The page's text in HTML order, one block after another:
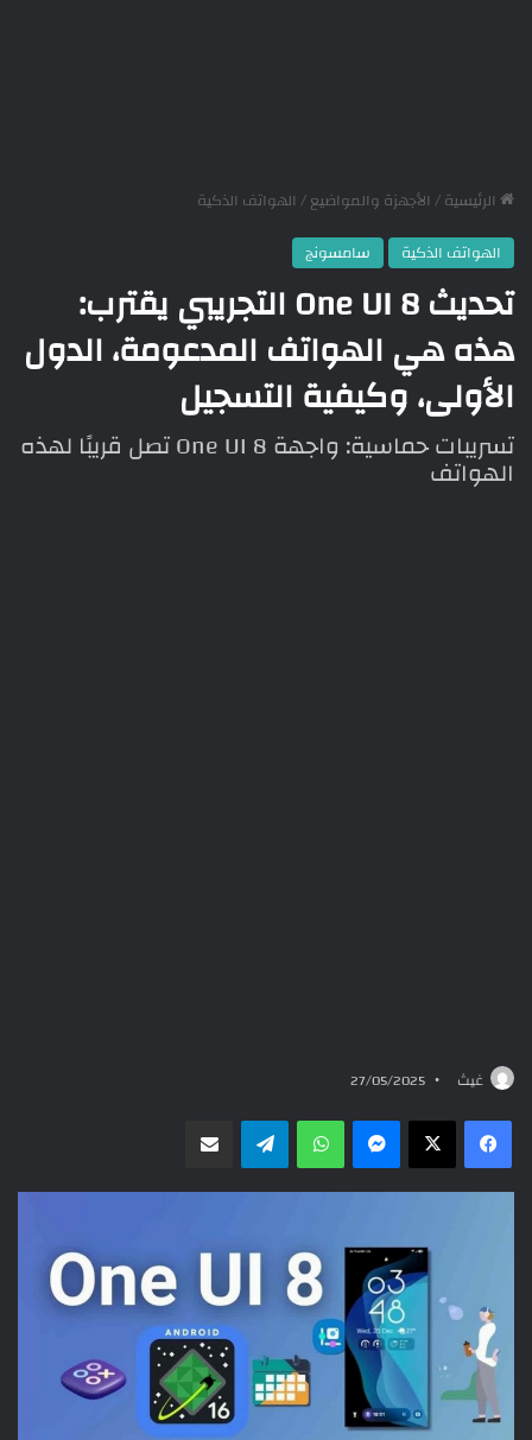
الرئيسية/ الأجهزة والمواضيع/ الهواتف الذكية
الهواتف الذكية
سامسونج
تحديث One UI 8 التجريبي يقترب:
هذه هي الهواتف المدعومة، الدول
الأولى، وكيفية التسجيل
تسريبات حماسية: واجهة One UI 8 تصل قريبًا لهذه
الهواتف
غيث 27/05/2025
ماسنجر واتسابتيلقرام